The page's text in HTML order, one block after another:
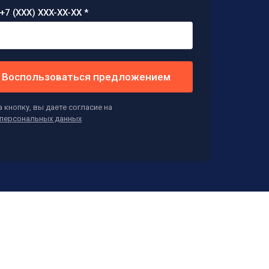
(XXX) XXX-XX-XX *
Воспользоваться предложением
вы даете согласие на
персональных данных